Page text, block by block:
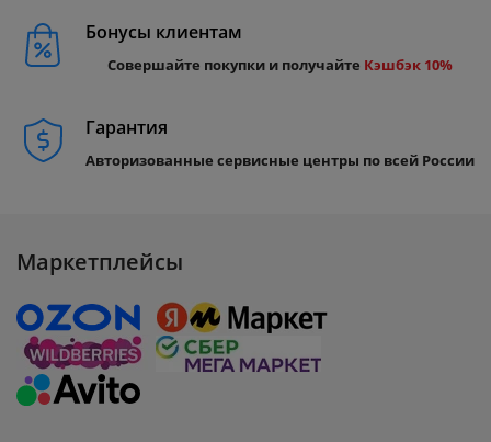
Бонусы клиентам
Совершайте покупки и получайте Кэшбэк 10%
Гарантия
Авторизованные сервисные центры по всей России
Маркетплейсы